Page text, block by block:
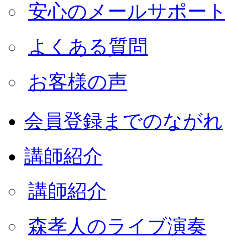
安心のメールサポー
よくある質問
お客様の声
会員登録までのながれ
講師紹介
講師紹介
森孝人のライブ演奏